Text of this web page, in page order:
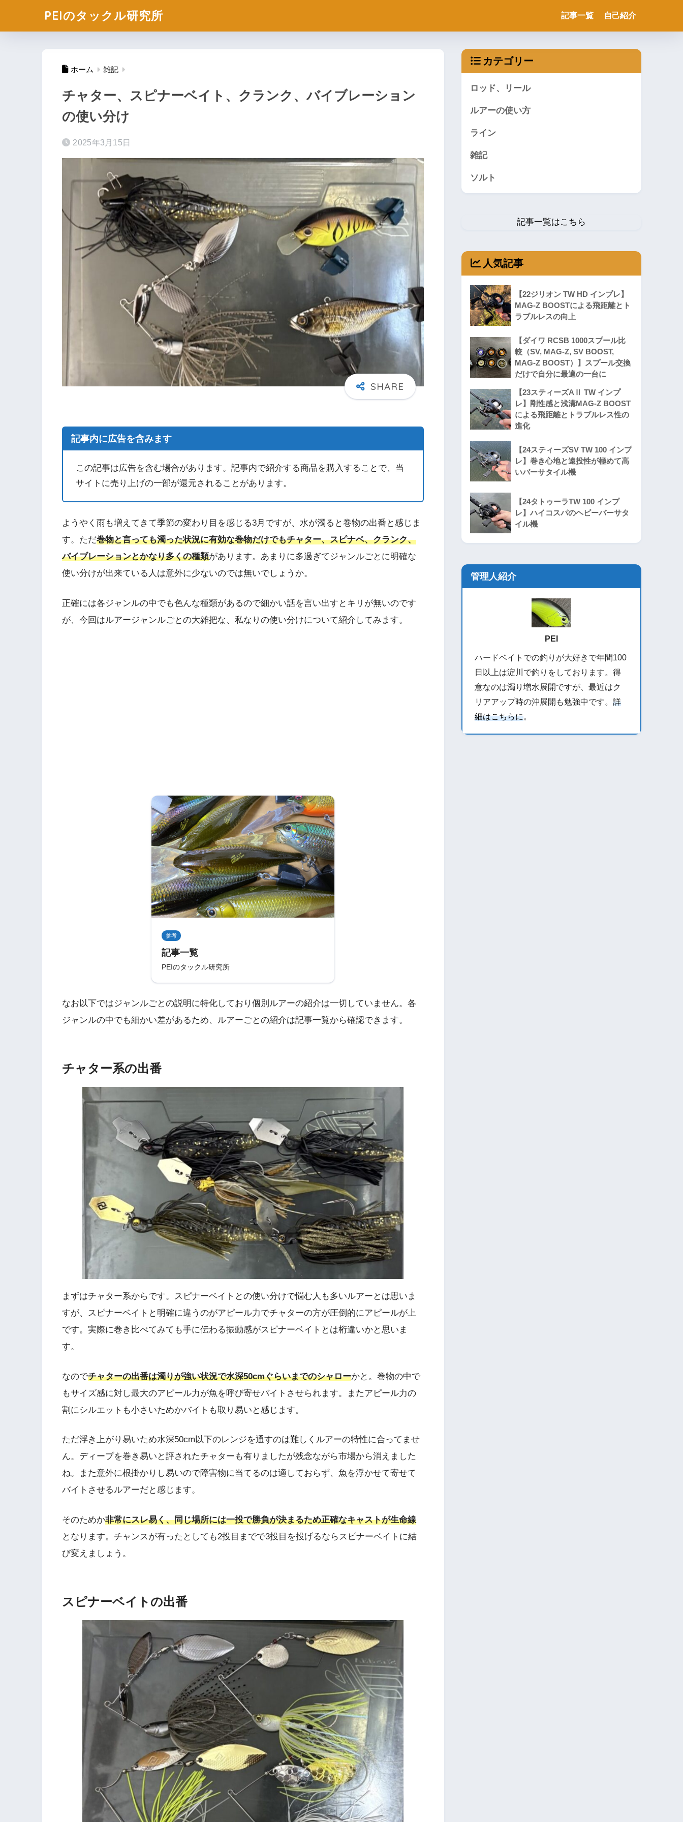
PEIのタックル研究所 記事一覧 自己紹介
ホーム 雑記
チャター、スピナーベイト、クランク、バイブレーション
の使い分け
2025年3月15日
記事内に広告を含みます
この記事は広告を含む場合があります。記事内で紹介する商品を購入することで、当
サイトに売り上げの一部が還元されることがあります。
ようやく雨も増えてきて季節の変わり目を感じる3月ですが、水が濁ると巻物の出番と感じま
す。ただ巻物と言っても濁った状況に有効な巻物だけでもチャター、スピナベ、クランク、
バイブレーションとかなり多くの種類があります。あまりに多過ぎてジャンルごとに明確な
使い分けが出来ている人は意外に少ないのでは無いでしょうか。
正確には各ジャンルの中でも色んな種類があるので細かい話を言い出すとキリが無いのです
が、今回はルアージャンルごとの大雑把な、私なりの使い分けについて紹介してみます。
参考
記事一覧
PEIのタックル研究所
なお以下ではジャンルごとの説明に特化しており個別ルアーの紹介は一切していません。各
ジャンルの中でも細かい差があるため、ルアーごとの紹介は記事一覧から確認できます。
チャター系の出番
まずはチャター系からです。スピナーベイトとの使い分けで悩む人も多いルアーとは思いま
すが、スピナーベイトと明確に違うのがアピール力でチャターの方が圧倒的にアピールが上
です。実際に巻き比べてみても手に伝わる振動感がスピナーベイトとは桁違いかと思いま
す。
なのでチャターの出番は濁りが強い状況で水深50cmぐらいまでのシャローかと。巻物の中で
もサイズ感に対し最大のアピール力が魚を呼び寄せバイトさせられます。またアピール力の
割にシルエットも小さいためかバイトも取り易いと感じます。
ただ浮き上がり易いため水深50cm以下のレンジを通すのは難しくルアーの特性に合ってませ
ん。ディープを巻き易いと評されたチャターも有りましたが残念ながら市場から消えました
ね。また意外に根掛かりし易いので障害物に当てるのは適しておらず、魚を浮かせて寄せて
バイトさせるルアーだと感じます。
そのためか非常にスレ易く、同じ場所には一投で勝負が決まるため正確なキャストが生命線
となります。チャンスが有ったとしても2投目までで3投目を投げるならスピナーベイトに結
び変えましょう。
スピナーベイトの出番
カテゴリー
ロッド、リール
ルアーの使い方
ライン
雑記
ソルト
記事一覧はこちら
人気記事
【22ジリオン TW HD インプレ】
MAG-Z BOOSTによる飛距離とト
ラブルレスの向上
【ダイワ RCSB 1000スプール比
較（SV, MAG-Z, SV BOOST,
MAG-Z BOOST）】スプール交換
だけで自分に最適の一台に
【23スティーズAⅡ TW インプ
レ】剛性感と浅溝MAG-Z BOOST
による飛距離とトラブルレス性の
進化
【24スティーズSV TW 100 インプ
レ】巻き心地と遠投性が極めて高
いバーサタイル機
【24タトゥーラTW 100 インプ
レ】ハイコスパのヘビーバーサタ
イル機
管理人紹介
PEI
ハードベイトでの釣りが大好きで年間100
日以上は淀川で釣りをしております。得
意なのは濁り増水展開ですが、最近はク
リアアップ時の沖展開も勉強中です。詳
細はこちらに。